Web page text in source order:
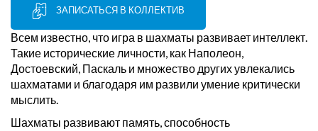
ЗАПИСАТЬСЯ В КОЛЛЕКТИВ
Всем известно, что игра в шахматы развивает интеллект.
Такие исторические личности, как Наполеон,
Достоевский, Паскаль и множество других увлекались
шахматами и благодаря им развили умение критически
мыслить.
Шахматы развивают память, способность